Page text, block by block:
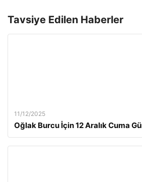
Tavsiye Edilen Haberler
11/12/2025
Oğlak Burcu İçin 12 Aralık Cuma